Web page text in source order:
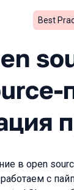
Best
в open
с